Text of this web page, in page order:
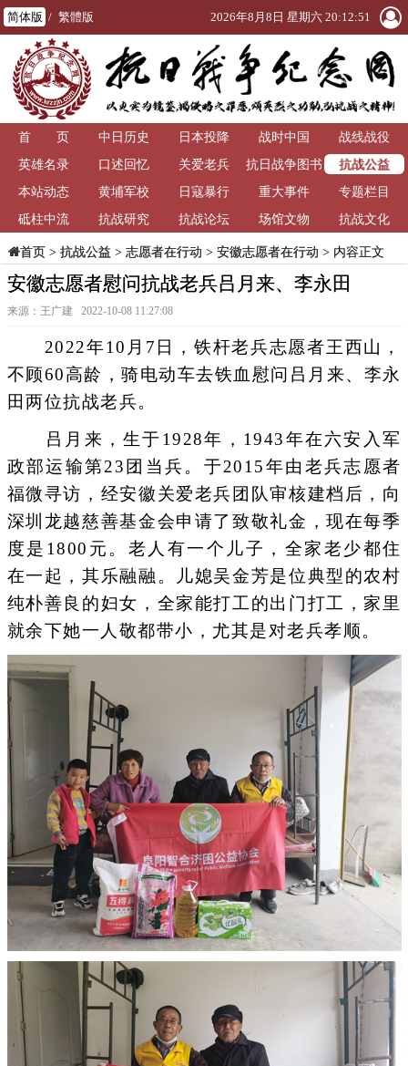
简体版 / 繁體版 2026年8月8日 星期六 20:12:52
首 页 中日历史 日本投降 战时中国
战线战役
英雄名录
口述回忆 关爱老兵
抗日战争图书
馆
抗战公益
本站动态
黄埔军校 日寇暴行 重大事件
专题栏目
砥柱中流
抗战研究 抗战论坛 场馆文物 抗战文化
首页> 抗战公益 > 志愿者在行动 > 安徽志愿者在行动 > 内容正文
安徽志愿者慰问抗战老兵吕月来、李永田
来源：王广建 2022-10-08 11:27:08
2022年10月7日，铁杆老兵志愿者王西山，
不顾60高龄，骑电动车去铁血慰问吕月来、李永
田两位抗战老兵。
吕月来，生于1928年，1943年在六安入军
政部运输第23团当兵。于2015年由老兵志愿者
福微寻访，经安徽关爱老兵团队审核建档后，向
深圳龙越慈善基金会申请了致敬礼金，现在每季
度是1800元。老人有一个儿子，全家老少都住
在一起，其乐融融。儿媳吴金芳是位典型的农村
纯朴善良的妇女，全家能打工的出门打工，家里
就余下她一人敬都带小，尤其是对老兵孝顺。